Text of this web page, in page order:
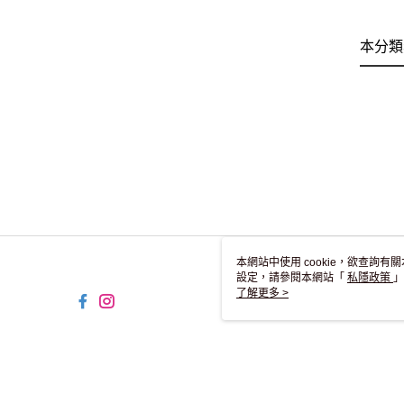
本分
本網站中使用 cookie，欲查詢有
設定，請參閱本網站「 私隱政策
用 cookie。
了解更多 >